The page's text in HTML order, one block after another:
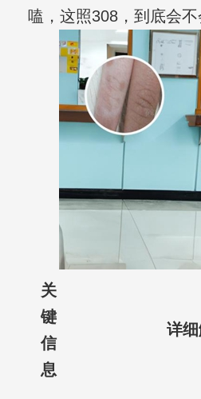
嗑，这照308，到底会不
关
键
信
息
详